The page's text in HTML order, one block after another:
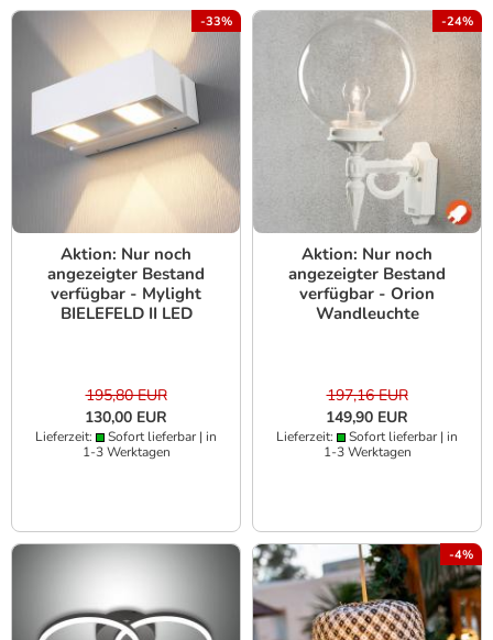
-33%
Aktion: Nur noch
angezeigter Bestand
verfügbar - Mylight
BIELEFELD II LED
195,80 EUR
130,00 EUR
Lieferzeit:
Sofort lieferbar | in
1-3 Werktagen
-24%
Aktion: Nur noch
angezeigter Bestand
verfügbar - Orion
Wandleuchte
Acrylglas, handmade in
EU
197,16 EUR
149,90 EUR
Lieferzeit:
Sofort lieferbar | in
1-3 Werktagen
-4%